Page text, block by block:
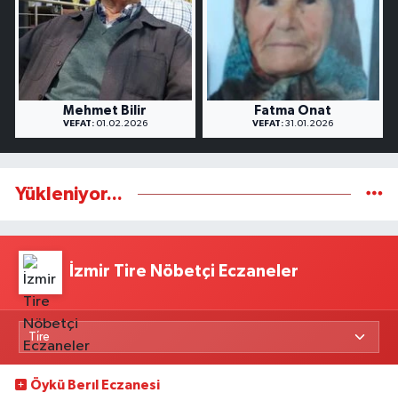
Mehmet Bilir
VEFAT:01.02.2026
Fatma Onat
VEFAT: 31.01.2026
Yükleniyor...
İzmir Tire Nöbetçi Eczaneler
Öykü Berıl Eczanesi